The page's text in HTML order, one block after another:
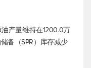
产量维持在1200.0万
备（SPR）库存减少